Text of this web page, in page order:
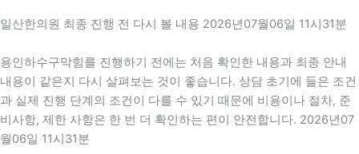
일산한의원 최종 진행 전 다시 볼 내용 2026년07월06일 11시31분
용인하수구막힘를 진행하기 전에는 처음 확인한 내용과 최종 안내
내용이 같은지 다시 살펴보는 것이 좋습니다. 상담 초기에 들은 조건
과 실제 진행 단계의 조건이 다를 수 있기 때문에 비용이나 절차, 준
비사항, 제한 사항은 한 번 더 확인하는 편이 안전합니다. 2026년07
월06일 11시31분